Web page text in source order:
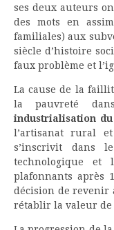
ses deux auteurs
des mots en
familiales) aux
siècle d’histoire
faux problème et
La cause de la
la pauvreté
industrialisation
l’artisanat rural
s’inscrivit dans
technologique et
plafonnants après
décision de revenir
rétablir la valeur de